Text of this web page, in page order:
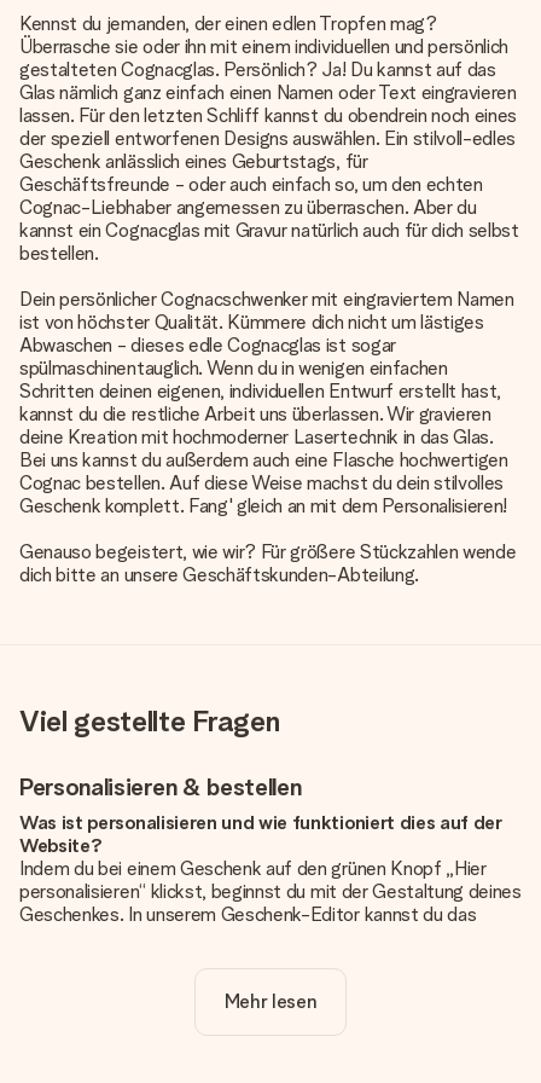
Kennst du jemanden, der einen edlen Tropfen mag?
Überrasche sie oder ihn mit einem individuellen und persönlich
gestalteten Cognacglas. Persönlich? Ja! Du kannst auf das
Glas nämlich ganz einfach einen Namen oder Text eingravieren
lassen. Für den letzten Schliff kannst du obendrein noch eines
der speziell entworfenen Designs auswählen. Ein stilvoll-edles
Geschenk anlässlich eines Geburtstags, für
Geschäftsfreunde - oder auch einfach so, um den echten
Cognac-Liebhaber angemessen zu überraschen. Aber du
kannst ein Cognacglas mit Gravur natürlich auch für dich selbst
bestellen.
Dein persönlicher Cognacschwenker mit eingraviertem Namen
ist von höchster Qualität. Kümmere dich nicht um lästiges
Abwaschen - dieses edle Cognacglas ist sogar
spülmaschinentauglich. Wenn du in wenigen einfachen
Schritten deinen eigenen, individuellen Entwurf erstellt hast,
kannst du die restliche Arbeit uns überlassen. Wir gravieren
deine Kreation mit hochmoderner Lasertechnik in das Glas.
Bei uns kannst du außerdem auch eine Flasche hochwertigen
Cognac bestellen. Auf diese Weise machst du dein stilvolles
Geschenk komplett. Fang' gleich an mit dem Personalisieren!
Genauso begeistert, wie wir? Für größere Stückzahlen wende
dich bitte an unsere Geschäftskunden-Abteilung.
Viel gestellte Fragen
Personalisieren & bestellen
Was ist personalisieren und wie funktioniert dies auf der
Website?
Indem du bei einem Geschenk auf den grünen Knopf „Hier
personalisieren“ klickst, beginnst du mit der Gestaltung deines
Geschenkes. In unserem Geschenk-Editor kannst du das
noch eines unserer angebotenen Designs, um deinem
Geschenk die perfekte Ausstrahlung zu verleihen.
Mehr lesen